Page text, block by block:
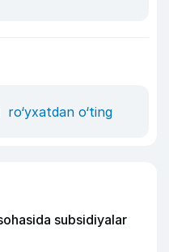
ro‘yxatdan o‘ting
subsidiyalar